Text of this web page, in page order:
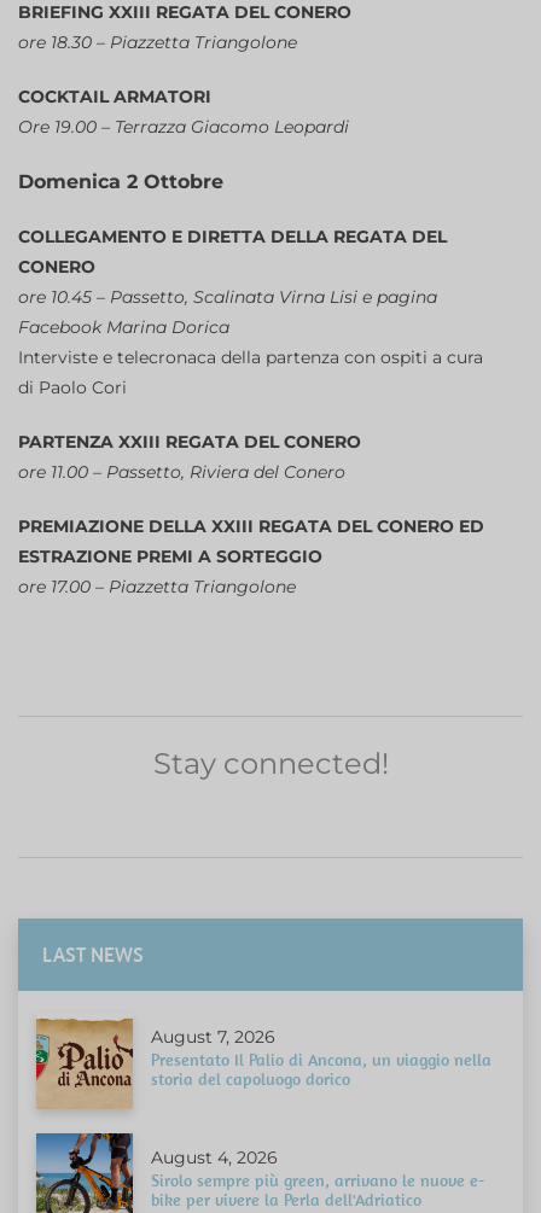
BRIEFING XXIII REGATA DEL CONERO
ore 18.30 – Piazzetta Triangolone
COCKTAIL ARMATORI
Ore 19.00 – Terrazza Giacomo Leopardi
Domenica 2 Ottobre
COLLEGAMENTO E DIRETTA DELLA REGATA DEL
CONERO
ore 10.45 – Passetto, Scalinata Virna Lisi e pagina
Facebook Marina Dorica
Interviste e telecronaca della partenza con ospiti a cura
di Paolo Cori
PARTENZA XXIII REGATA DEL CONERO
ore 11.00 – Passetto, Riviera del Conero
PREMIAZIONE DELLA XXIII REGATA DEL CONERO ED
ESTRAZIONE PREMI A SORTEGGIO
ore 17.00 – Piazzetta Triangolone
Stay connected!
LAST NEWS
August 7, 2026
Presentato Il Palio di Ancona, un viaggio nella
storia del capoluogo dorico
August 4, 2026
Sirolo sempre più green, arrivano le nuove e-
bike per vivere la Perla dell'Adriatico